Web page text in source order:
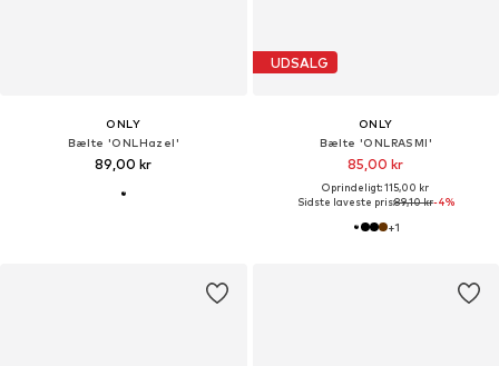
ONLY
Bælte 'ONLHazel'
89,00 kr
UDSALG
ONLY
Bælte 'ONLRASMI'
85,00 kr
Oprindeligt: 115,00 kr
Sidste laveste pris:89,10 kr-4%
+1